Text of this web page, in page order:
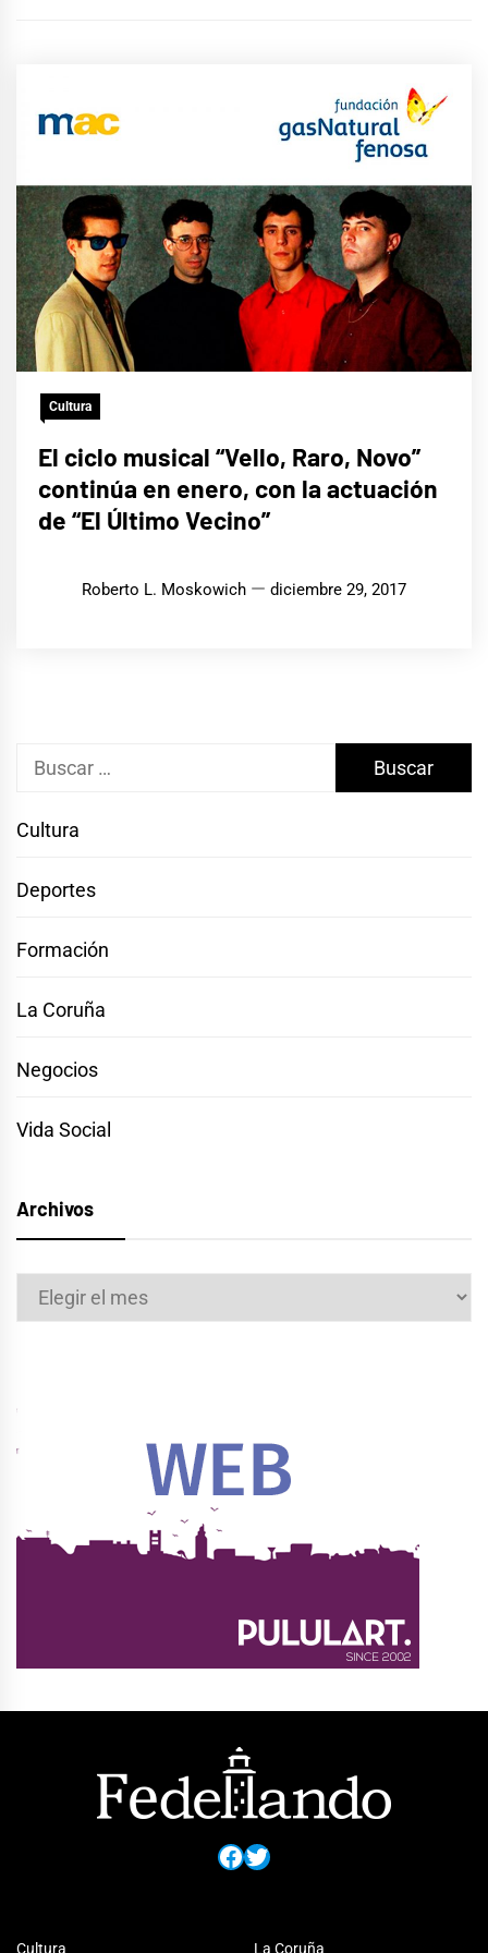
Cultura
El ciclo musical “Vello, Raro, Novo”
continúa en enero, con la actuación
de “El Último Vecino”
Roberto L. Moskowich diciembre 29, 2017
Buscar:
Cultura
Deportes
Formación
La Coruña
Negocios
Vida Social
Archivos
Archivos
Facebook
Twitter
Cultura La Coruña